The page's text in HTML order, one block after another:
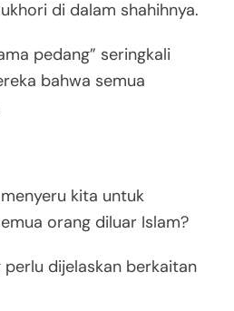
di dalam shahihnya.
pedang” seringkali
bahwa semua
kita untuk
orang diluar Islam?
dijelaskan berkaitan